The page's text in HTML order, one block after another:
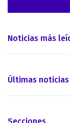
Noticias más
Últimas noticias